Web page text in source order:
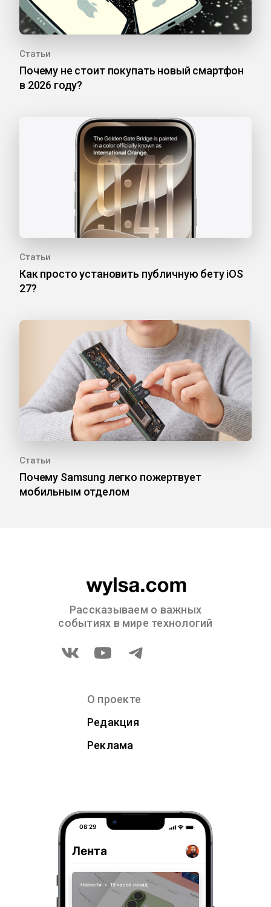
Статьи
Почему не стоит покупать новый смартфон
в 2026 году?
Статьи
Как просто установить публичную бету iOS
27?
Статьи
Почему Samsung легко пожертвует
мобильным отделом
Рассказываем о важных
событиях в мире технологий
О проекте
Редакция
Реклама
08:29
Лента
Новости • 19 часов назад